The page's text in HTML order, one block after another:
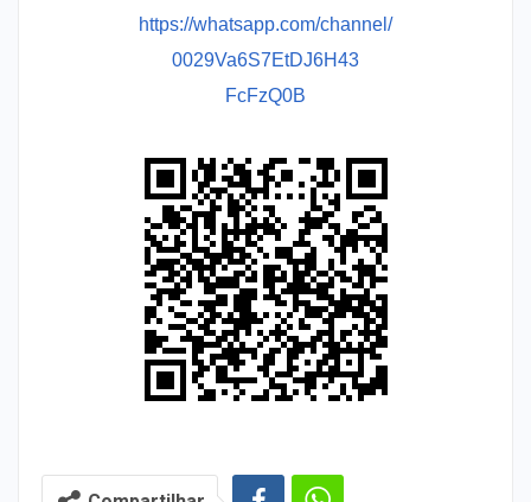
https://whatsapp.com/channel/
0029Va6S7EtDJ6H43
FcFzQ0B